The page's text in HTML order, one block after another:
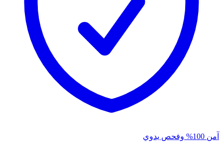
آمن 100% وفحص يدوي